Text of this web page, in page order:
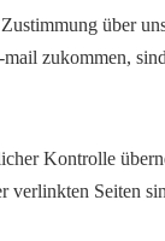
über
mail zukommen,
Kontrolle
verlinkten Seiten